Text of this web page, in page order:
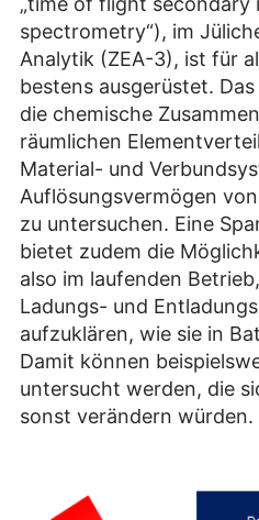
spectrometry“), im
Analytik (ZEA-3), ist für
bestens ausgerüstet.
die chemische
räumlichen
Material- und
Auflösungsvermögen
zu untersuchen. Eine
bietet zudem die
also im laufenden
Ladungs- und
aufzuklären, wie sie in
Damit können
untersucht werden, die
sonst verändern würden.